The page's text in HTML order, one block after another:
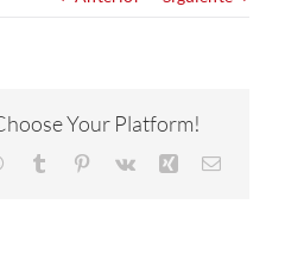
Your Platform!
WhatsApp
Tumblr Pinterest
Vk Xing Correo